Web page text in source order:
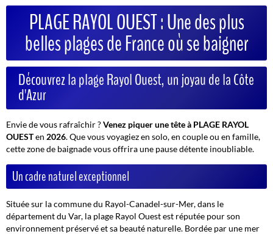
PLAGE RAYOL OUEST : Une des plus
belles plages de France où se baigner
Découvrez la plage Rayol Ouest, un joyau de la Côte
d'Azur
Envie de vous rafraîchir ?Venez piquer une tête à PLAGE RAYOL
OUESTen 2026. Que vous voyagiez en solo, en couple ou en famille,
cette zone de baignade vous offrira une pause détente inoubliable.
Un cadre naturel exceptionnel
Située sur la commune du Rayol-Canadel-sur-Mer, dans le
département du Var, la plage Rayol Ouest est réputée pour son
environnement préservé et sa beauté naturelle. Bordée par une mer